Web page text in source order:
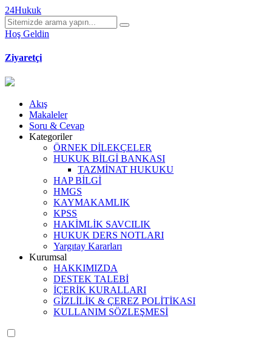
24Hukuk
Hoş Geldin
Ziyaretçi
Akış
Makaleler
Soru & Cevap
Kategoriler
ÖRNEK DİLEKÇELER
HUKUK BİLGİ BANKASI
TAZMİNAT HUKUKU
HAP BİLGİ
HMGS
KAYMAKAMLIK
KPSS
HAKİMLİK SAVCILIK
HUKUK DERS NOTLARI
Yargıtay Kararları
Kurumsal
HAKKIMIZDA
DESTEK TALEBİ
İÇERİK KURALLARI
GİZLİLİK & ÇEREZ POLİTİKASI
KULLANIM SÖZLEŞMESİ